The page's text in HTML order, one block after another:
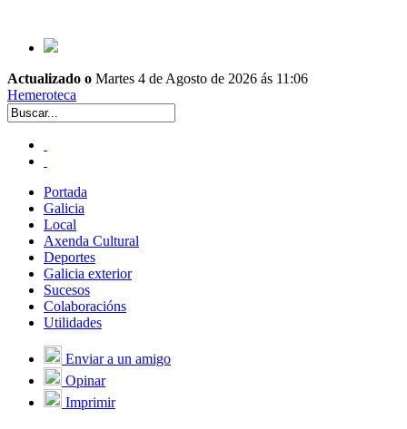
Actualizado o Martes 4 de Agosto de 2026 ás 11:06
Hemeroteca
Portada
Galicia
Local
Axenda Cultural
Deportes
Galicia exterior
Sucesos
Colaboracións
Utilidades
Enviar a un amigo
Opinar
Imprimir